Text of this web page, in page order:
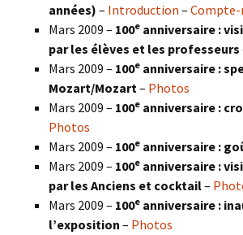
années) – Introduction – Compte-
Mars 2009 – 100e anniversaire :
par les élèves et les professeurs
Mars 2009 – 100e anniversaire :
Mozart/Mozart– Photos
Mars 2009 – 100e anniversaire :
Photos
Mars 2009 – 100e anniversaire :
Mars 2009 – 100e anniversaire :
par les Anciens et cocktail–
Mars 2009 – 100e anniversaire :
l’exposition – Photos